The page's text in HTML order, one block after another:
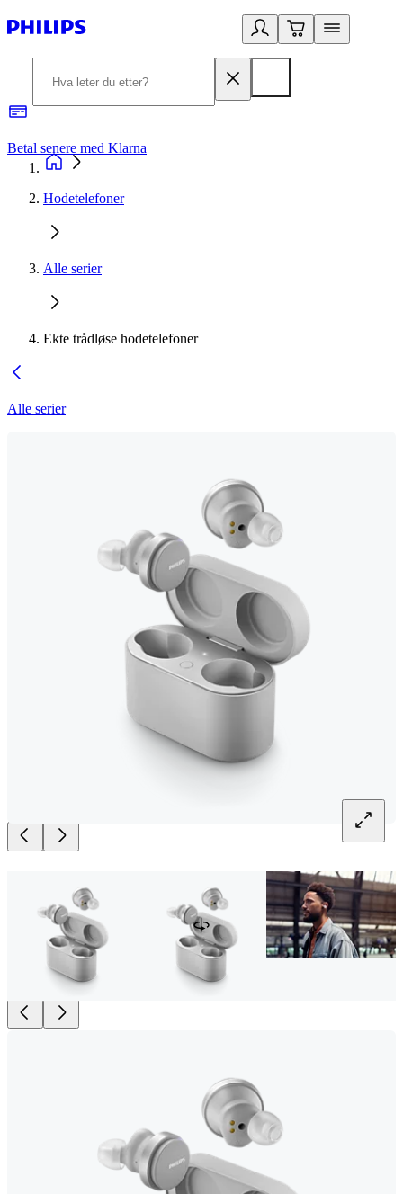
Betal senere med Klarna
Hodetelefoner
Alle serier
Ekte trådløse hodetelefoner
Alle serier